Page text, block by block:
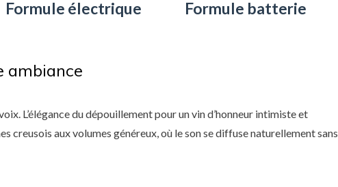
Formule électrique Formule batterie
ambiance
L’élégance du dépouillement pour un vin d’honneur intimiste et
creusois aux volumes généreux, où le son se diffuse naturellement sans